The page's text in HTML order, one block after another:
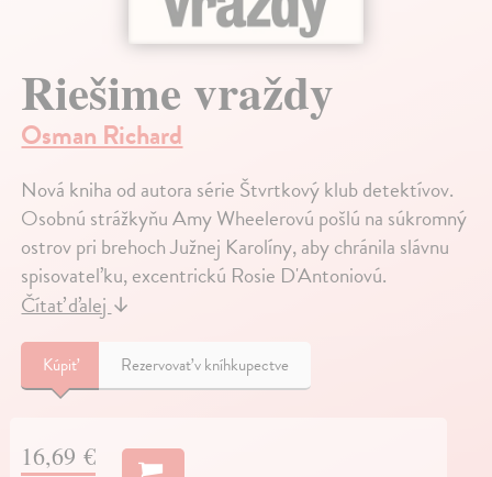
Riešime vraždy
Osman Richard
Nová kniha od autora série Štvrtkový klub detektívov.
Osobnú strážkyňu Amy Wheelerovú pošlú na súkromný
ostrov pri brehoch Južnej Karolíny, aby chránila slávnu
spisovateľku, excentrickú Rosie D'Antoniovú.
Čítať ďalej ↓
Kúpiť Rezervovať v kníhkupectve
16,69 €